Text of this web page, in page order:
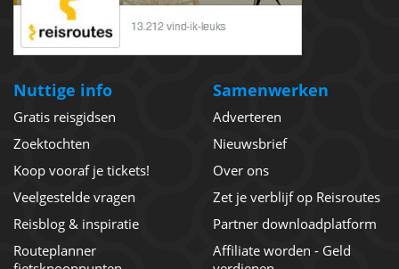
Nuttige info
Gratis reisgidsen
Zoektochten
Koop vooraf je tickets!
Veelgestelde vragen
Reisblog & inspiratie
Routeplanner
Samenwerken
Adverteren
Nieuwsbrief
Over ons
Zet je verblijf op Reisroutes
Partner downloadplatform
Affiliate worden - Geld